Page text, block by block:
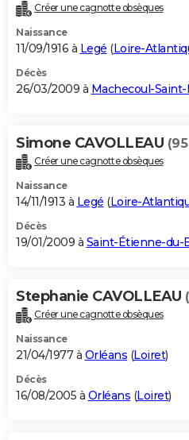
Créer une cagnotte obsèques
Naissance
11/09/1916 à Legé (Loire-
Décès
26/03/2009 à Machecoul-
Simone CAVOLLEAU
Créer une cagnotte obsèques
Naissance
14/11/1913 à Legé (Loire-
Décès
19/01/2009 à Saint-Étienne-du-
Stephanie CAVOLLEAU
Créer une cagnotte obsèques
Naissance
21/04/1977 à Orléans (Loiret)
Décès
16/08/2005 à Orléans (Loiret)